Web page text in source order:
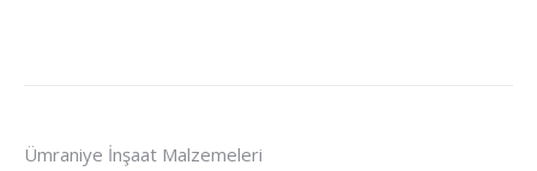
Ümraniye İnşaat Malzemeleri